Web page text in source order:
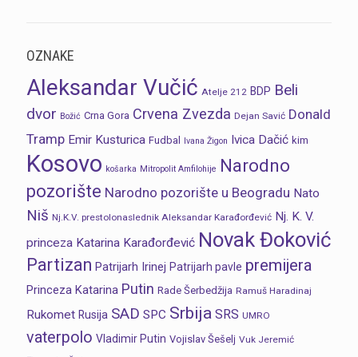
OZNAKE
Aleksandar Vučić Atelje 212 BDP Beli
dvor Božić Crna Gora Crvena Zvezda Dejan Savić Donald
Tramp Emir Kusturica Fudbal Ivana Žigon Ivica Dačić kim
Kosovo košarka Mitropolit Amfilohije Narodno
pozorište Narodno pozorište u Beogradu Nato
Niš Nj.K.V. prestolonaslednik Aleksandar Karađorđević Nj. K. V.
princeza Katarina Karađorđević Novak Đoković
Partizan Patrijarh Irinej Patrijarh pavle premijera
Princeza Katarina Putin Rade Šerbedžija Ramuš Haradinaj
Rukomet Rusija SAD SPC Srbija SRS UMRO
vaterpolo Vladimir Putin Vojislav Šešelj Vuk Jeremić